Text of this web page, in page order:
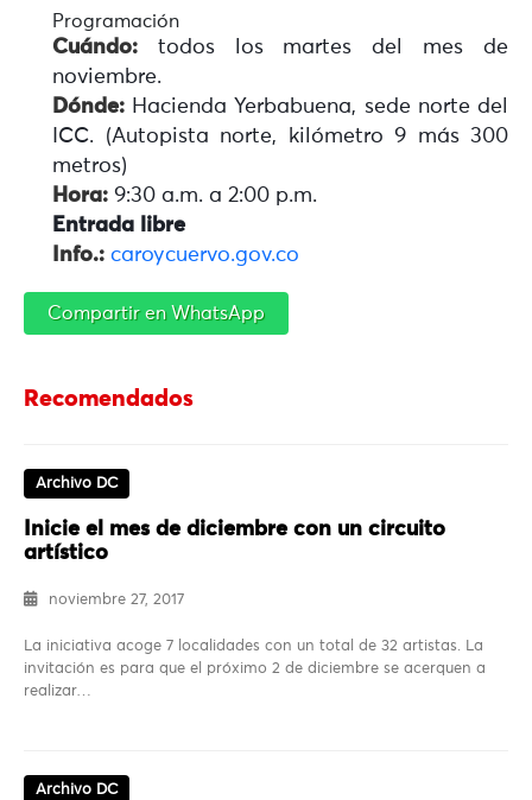
Programación
Cuándo: todos los martes del mes de
noviembre.
Dónde: Hacienda Yerbabuena, sede norte del
ICC. (Autopista norte, kilómetro 9 más 300
metros)
Hora: 9:30 a.m. a 2:00 p.m.
Entrada libre
Info.: caroycuervo.gov.co
Compartir en WhatsApp
Recomendados
Archivo DC
Inicie el mes de diciembre con un circuito
artístico
noviembre 27, 2017
La iniciativa acoge 7 localidades con un total de 32 artistas. La
invitación es para que el próximo 2 de diciembre se acerquen a
realizar…
Archivo DC